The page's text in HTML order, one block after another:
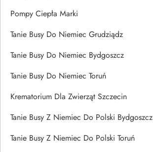
Pompy Ciepła Marki
Tanie Busy Do Niemiec Grudziądz
Tanie Busy Do Niemiec Bydgoszcz
Tanie Busy Do Niemiec Toruń
Krematorium Dla Zwierząt Szczecin
Tanie Busy Z Niemiec Do Polski Bydgoszcz
Tanie Busy Z Niemiec Do Polski Toruń